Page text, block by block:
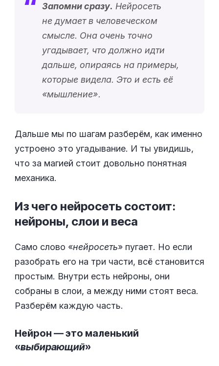
Запомни сразу. Нейросеть
не думает в человеческом
смысле. Она очень точно
угадывает, что должно идти
дальше, опираясь на примеры,
которые видела. Это и есть её
«мышление».
Дальше мы по шагам разберём, как именно
устроено это угадывание. И ты увидишь,
что за магией стоит довольно понятная
механика.
Из чего нейросеть состоит:
нейроны, слои и веса
Само слово «нейросеть» пугает. Но если
разобрать его на три части, всё становится
простым. Внутри есть нейроны, они
собраны в слои, а между ними стоят веса.
Разберём каждую часть.
Нейрон — это маленький
«выбирающий»